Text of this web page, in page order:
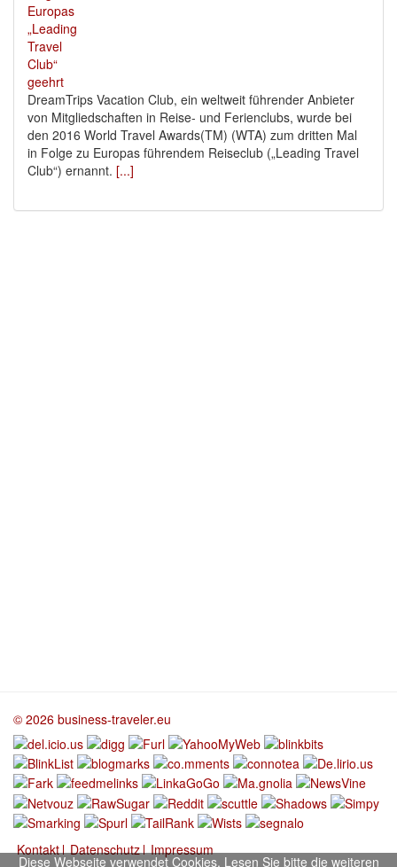
Diese Webseite verwendet Cookies. Lesen Sie bitte die weiteren
DreamTrips Vacation Club, ein weltweit führender Anbieter
von Mitgliedschaften in Reise- und Ferienclubs, wurde bei
den 2016 World Travel Awards(TM) (WTA) zum dritten Mal
in Folge zu Europas führendem Reiseclub („Leading Travel
Club“) ernannt. [...]
© 2026 business-traveler.eu
Kontakt Datenschutz Impressum